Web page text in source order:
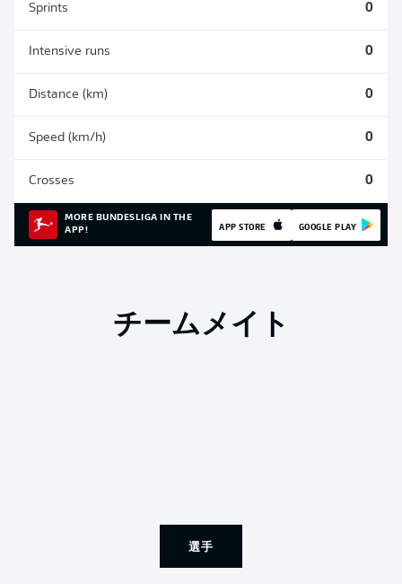
Sprints 0
Intensive runs 0
Distance (km) 0
Speed (km/h) 0
Crosses 0
MORE BUNDESLIGA IN THE
APP!
APP STORE GOOGLE PLAY
チームメイト
選手